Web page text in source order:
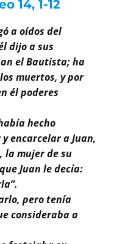
14, 1-12
a oídos del
dijo a sus
el Bautista; ha
muertos, y por
él poderes
hecho
encarcelar a Juan,
la mujer de su
Juan le decía:
pero tenía
consideraba a